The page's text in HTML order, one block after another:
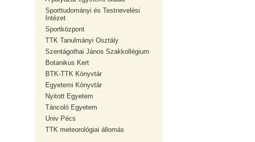
Sporttudományi és Testnevelési
Intézet
Sportközpont
TTK Tanulmányi Osztály
Szentágothai János Szakkollégium
Botanikus Kert
BTK-TTK Könyvtár
Egyetemi Könyvtár
Nyitott Egyetem
Táncoló Egyetem
Univ Pécs
TTK meteorológiai állomás